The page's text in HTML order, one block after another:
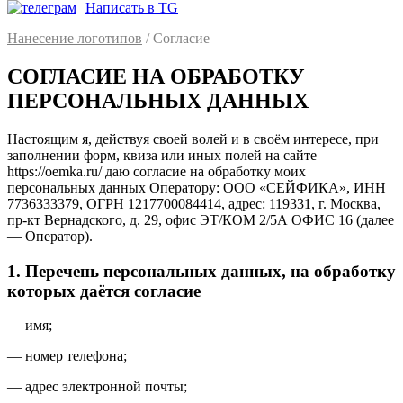
Написать в TG
Нанесение логотипов / Согласие
СОГЛАСИЕ НА ОБРАБОТКУ
ПЕРСОНАЛЬНЫХ ДАННЫХ
Настоящим я, действуя своей волей и в своём интересе, при
заполнении форм, квиза или иных полей на сайте
https://oemka.ru/ даю согласие на обработку моих
персональных данных Оператору: ООО «СЕЙФИКА», ИНН
7736333379, ОГРН 1217700084414, адрес: 119331, г. Москва,
пр-кт Вернадского, д. 29, офис ЭТ/КОМ 2/5А ОФИС 16 (далее
— Оператор).
1. Перечень персональных данных, на обработку
которых даётся согласие
— имя;
— номер телефона;
— адрес электронной почты;